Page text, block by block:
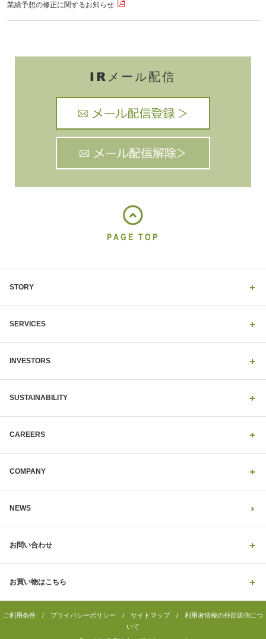
業績予想の修正に関するお知らせ
IRメール配信
PAGE TOP
STORY
SERVICES
INVESTORS
SUSTAINABILITY
CAREERS
COMPANY
NEWS
お問い合わせ
お買い物はこちら
ご利用条件 / プライバシーポリシー / サイトマップ/ 利用者情報の外部送信につ
いて